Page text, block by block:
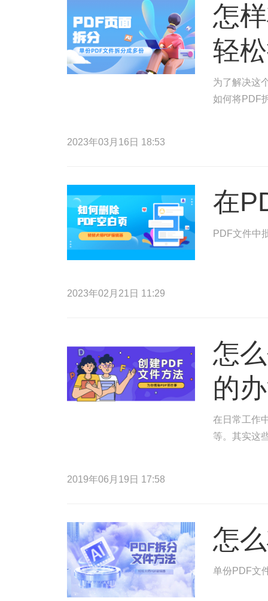
怎
轻
为了解决这
如何将PDF
2023年03月16日 18:53
在
PDF文件中
2023年02月21日 11:29
怎
的
在日常工作
等。其实这
2019年06月19日 17:58
怎
单份PDF文